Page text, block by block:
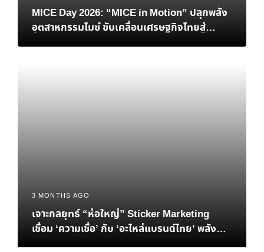
MICE Day 2026: “MICE in Motion” ปลุกพลัง
อุตสาหกรรมไมซ์ ขับเคลื่อนเศรษฐกิจไทยสู่
3 MONTHS AGO
เจาะกลยุทธ์ “ห่อใหญ่” Sticker Marketing
เชื่อม ‘ความเชื่อ’ กับ ‘อะไหล่แบรนด์ไทย’ พลัง
ของสติกเกอร์ ที่ซ่อนอยู่รอบตัวรถ